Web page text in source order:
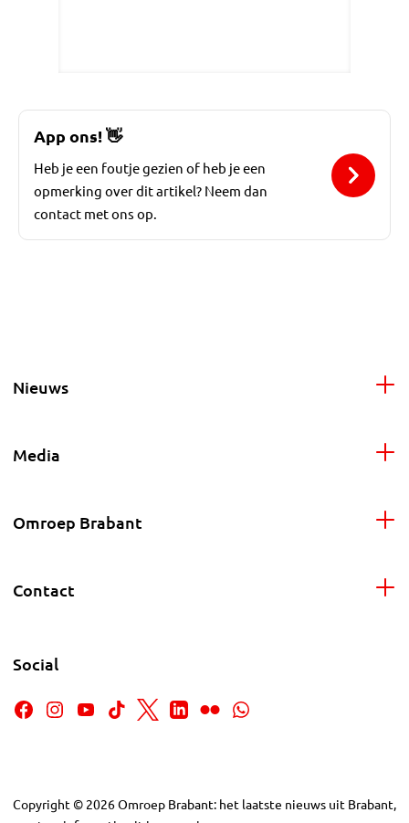
App ons!👋
Heb je een foutje gezien of heb je een
opmerking over dit artikel? Neem dan
contact met ons op.
Nieuws
Media
Omroep Brabant
Contact
Social
Copyright © 2026Omroep Brabant: het laatste nieuws uit Brabant,